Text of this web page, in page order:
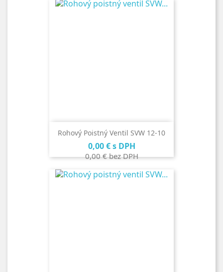
Rohový Poistný Ventil SVW 12-10
Cena
0,00 €s DPH
0,00 €bez DPH